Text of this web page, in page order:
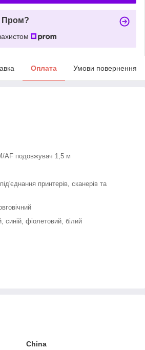
Пром?
Оплата Умови повернення
AF подовжувач 1,5 м
принтерів, сканерів та
синій, фіолетовий, білий
China